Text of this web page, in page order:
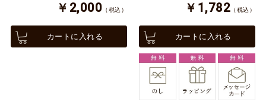
￥2,000 （税込）
カートに入れる
￥1,782 （税込）
カートに入れる